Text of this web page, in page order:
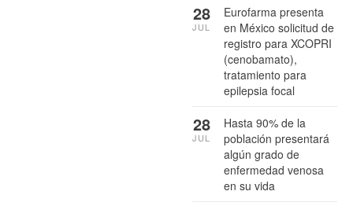
Eurofarma presenta
en México solicitud de
registro para XCOPRI
(cenobamato),
tratamiento para
epilepsia focal
28
JUL
Hasta 90% de la
población presentará
algún grado de
enfermedad venosa
en su vida
28
JUL